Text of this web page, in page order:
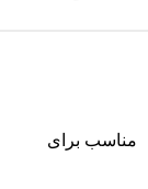
مناسب برای